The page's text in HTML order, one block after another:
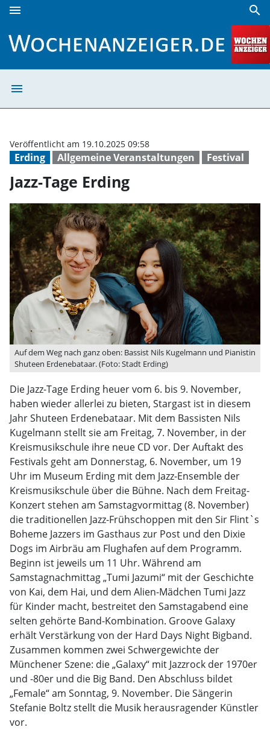
menu search
menu
Erding Allgemeine Veranstaltungen Festival
Veröffentlicht am 19.10.2025 09:58
Jazz-Tage Erding
Auf dem Weg nach ganz oben: Bassist Nils Kugelmann und Pianistin
Shuteen Erdenebataar. (Foto: Stadt Erding)
Die Jazz-Tage Erding heuer vom 6. bis 9. November,
haben wieder allerlei zu bieten, Stargast ist in diesem
Jahr Shuteen Erdenebataar. Mit dem Bassisten Nils
Kugelmann stellt sie am Freitag, 7. November, in der
Kreismusikschule ihre neue CD vor. Der Auftakt des
Festivals geht am Donnerstag, 6. November, um 19
Uhr im Museum Erding mit dem Jazz-Ensemble der
Kreismusikschule über die Bühne. Nach dem Freitag-
Konzert stehen am Samstagvormittag (8. November)
die traditionellen Jazz-Frühschoppen mit den Sir Flint`s
Boheme Jazzers im Gasthaus zur Post und den Dixie
Dogs im Airbräu am Flughafen auf dem Programm.
Beginn ist jeweils um 11 Uhr. Während am
Samstagnachmittag „Tumi Jazumi“ mit der Geschichte
von Kai, dem Hai, und dem Alien-Mädchen Tumi Jazz
für Kinder macht, bestreitet den Samstagabend eine
selten gehörte Band-Kombination. Groove Galaxy
erhält Verstärkung von der Hard Days Night Bigband.
Zusammen kommen zwei Schwergewichte der
Münchener Szene: die „Galaxy“ mit Jazzrock der 1970er
und -80er und die Big Band. Den Abschluss bildet
„Female“ am Sonntag, 9. November. Die Sängerin
Stefanie Boltz stellt die Musik herausragender Künstler
vor.